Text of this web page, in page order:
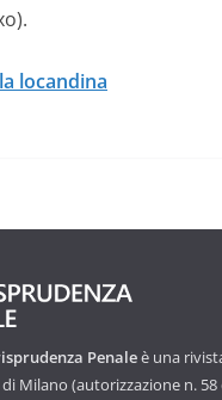
locandina
Penaleè una
Milano (autorizzazione n.